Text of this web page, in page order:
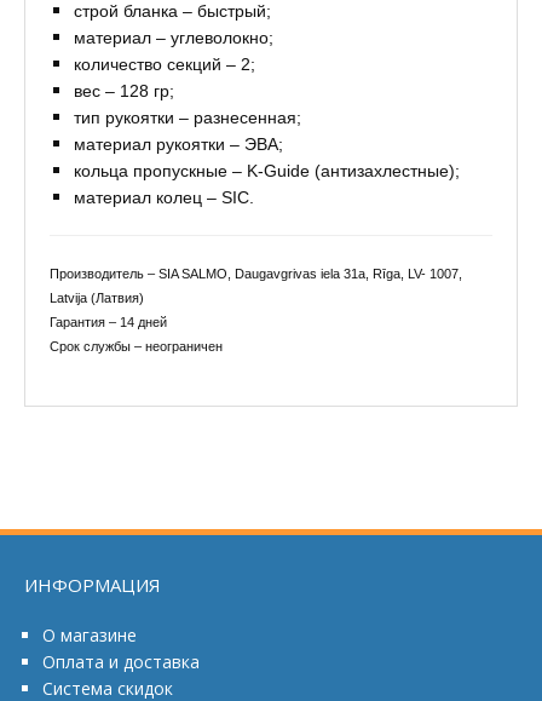
строй бланка – быстрый;
материал – углеволокно;
количество секций – 2;
вес – 128 гр;
тип рукоятки – разнесенная;
материал рукоятки – ЭВА;
кольца пропускные – K-Guide (антизахлестные);
материал колец – SIC.
Производитель – SIA SALMO, Daugavgrivas iela 31a, Rīga, LV- 1007,
Latvija (Латвия)
Гарантия – 14 дней
Срок службы – неограничен
ИНФОРМАЦИЯ
О магазине
Оплата и доставка
Система скидок